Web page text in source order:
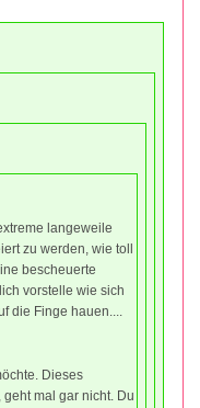
langeweile
zu werden, wie toll
bescheuerte
vorstelle wie sich
die Finge hauen....
Dieses
mal gar nicht. Du